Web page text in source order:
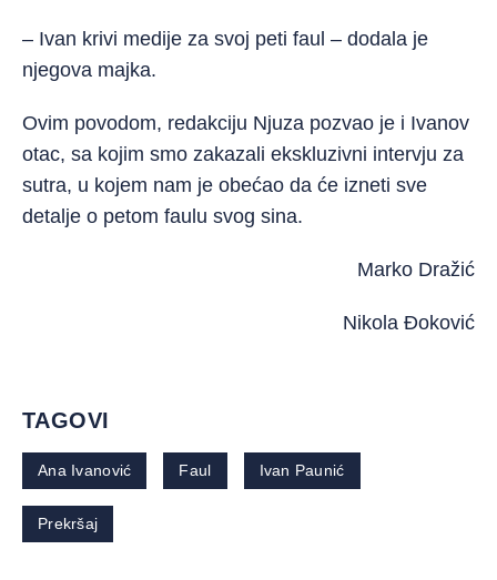
– Ivan krivi medije za svoj peti faul – dodala je
njegova majka.
Ovim povodom, redakciju Njuza pozvao je i Ivanov
otac, sa kojim smo zakazali ekskluzivni intervju za
sutra, u kojem nam je obećao da će izneti sve
detalje o petom faulu svog sina.
Marko Dražić
Nikola Đoković
TAGOVI
Ana Ivanović Faul Ivan Paunić
Prekršaj